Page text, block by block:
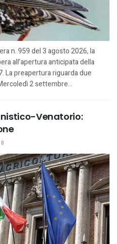
n. 959 del 3 agosto 2026, la
all’apertura anticipata della
La preapertura riguarda due
2 settembre...
Venatorio:
0